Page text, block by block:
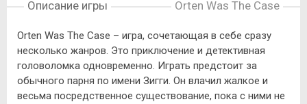
Описание игры Orten Was The Case
Orten Was The Case – игра, сочетающая в себе сразу
несколько жанров. Это приключение и детективная
головоломка одновременно. Играть предстоит за
обычного парня по имени Зигги. Он влачил жалкое и
весьма посредственное существование, пока с ними не